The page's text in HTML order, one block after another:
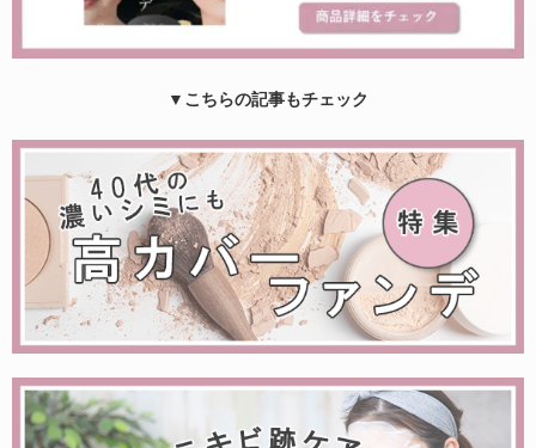
▼こちらの記事もチェック